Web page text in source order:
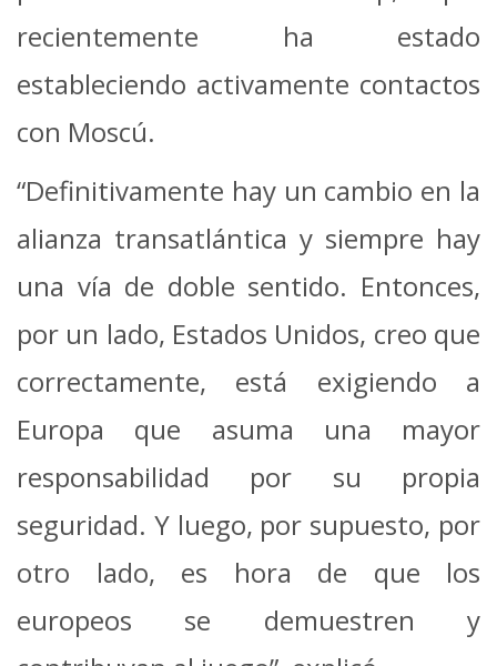
recientemente ha estado
estableciendo activamente contactos
con Moscú.
“Definitivamente hay un cambio en la
alianza transatlántica y siempre hay
una vía de doble sentido. Entonces,
por un lado, Estados Unidos, creo que
correctamente, está exigiendo a
Europa que asuma una mayor
responsabilidad por su propia
seguridad. Y luego, por supuesto, por
otro lado, es hora de que los
europeos se demuestren y